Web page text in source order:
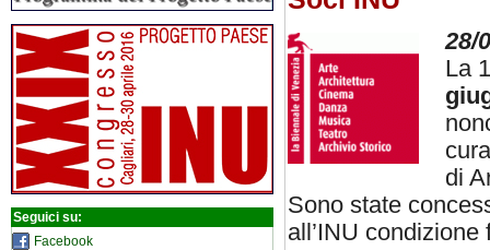
Seguici su:
Facebook
28/
La
di
Sono state
all’INU